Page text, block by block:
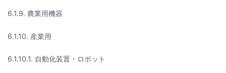
6.1.9. 農業用機器
6.1.10. 産業用
6.1.10.1. 自動化装置・ロボット